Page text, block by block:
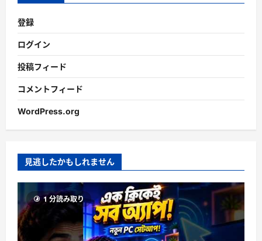
登録
ログイン
投稿フィード
コメントフィード
WordPress.org
見逃したかもしれません
1 分読み取り